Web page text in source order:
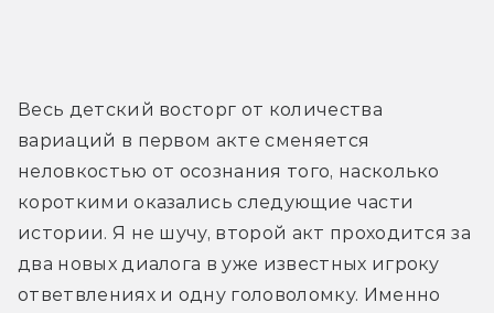
Весь детский восторг от количества
вариаций в первом акте сменяется
неловкостью от осознания того, насколько
короткими оказались следующие части
истории. Я не шучу, второй акт проходится за
два новых диалога в уже известных игроку
ответвлениях и одну головоломку. Именно